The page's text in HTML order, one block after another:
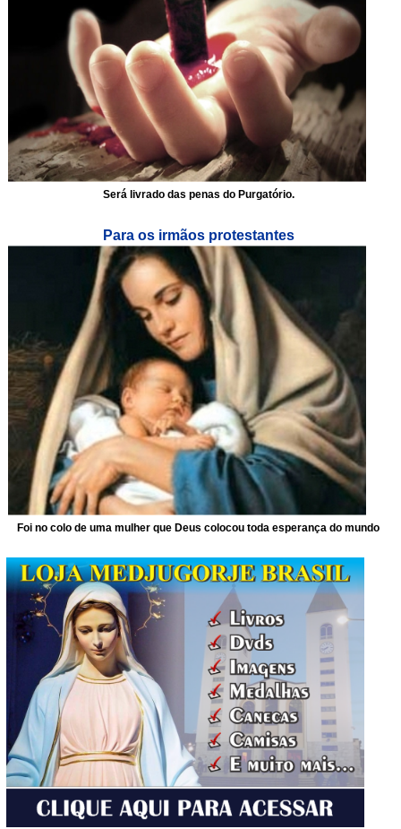
Será livrado das penas do Purgatório.
Para os irmãos protestantes
Foi no colo de uma mulher que Deus colocou toda esperança do mundo